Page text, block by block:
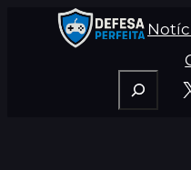
Pesquisar